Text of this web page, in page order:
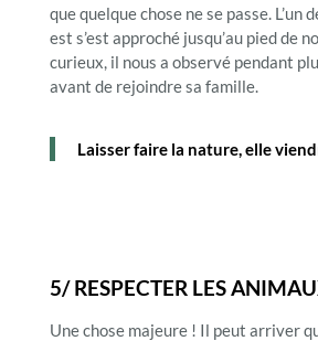
que quelque chose ne se passe. L’un
est s’est approché jusqu’au pied de
curieux, il nous a observé pendant
avant de rejoindre sa famille.
Laisser faire la nature, elle
5/ RESPECTER LES
Une chose majeure ! Il peut arriver